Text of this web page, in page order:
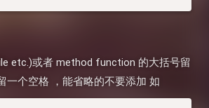
etc.)或者 method function 的大括号留
一个空格 ，能省略的不要添加 如